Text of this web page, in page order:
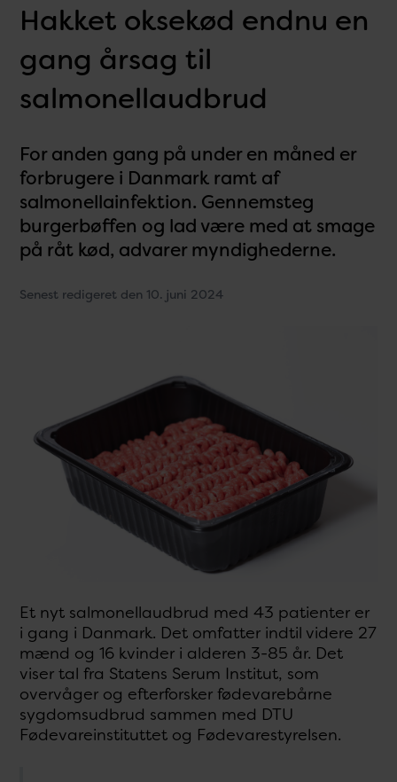
Hakket oksekød endnu en
gang årsag til
salmonellaudbrud
For anden gang på under en måned er
forbrugere i Danmark ramt af
salmonellainfektion. Gennemsteg
burgerbøffen og lad være med at smage
på råt kød, advarer myndighederne.
Senest redigeret den 10. juni 2024
Et nyt salmonellaudbrud med 43 patienter er
i gang i Danmark. Det omfatter indtil videre 27
mænd og 16 kvinder i alderen 3-85 år. Det
viser tal fra Statens Serum Institut, som
overvåger og efterforsker fødevarebårne
sygdomsudbrud sammen med DTU
Fødevareinstituttet og Fødevarestyrelsen.